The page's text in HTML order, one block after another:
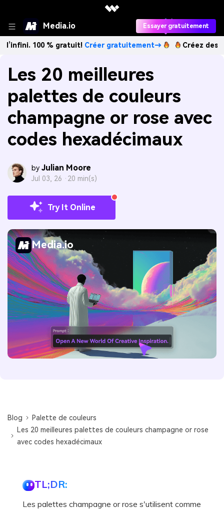
Media.io Essayer gratuitement
100 % gratuit!Créer gratuitement→ Créez des images
Les 20 meilleures
palettes de couleurs
champagne or rose avec
codes hexadécimaux
by Julian Moore
Jul 03, 26 · 20 min(s)
Try It Online
Media.io
Blog
Palette de couleurs
Les 20 meilleures palettes de couleurs champagne or rose
avec codes hexadécimaux
TL;DR:
Les palettes champagne or rose s'utilisent comme